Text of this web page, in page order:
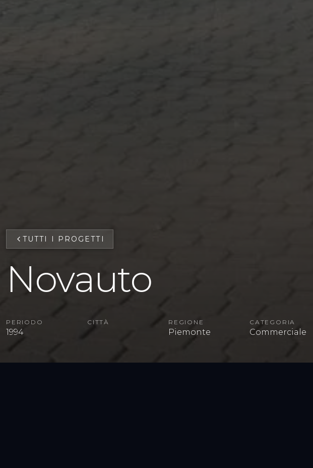
TUTTI I PROGETTI
Novauto
PERIODO
1994
CITTÀ REGIONE
Piemonte
CATEGORIA
Commerciale